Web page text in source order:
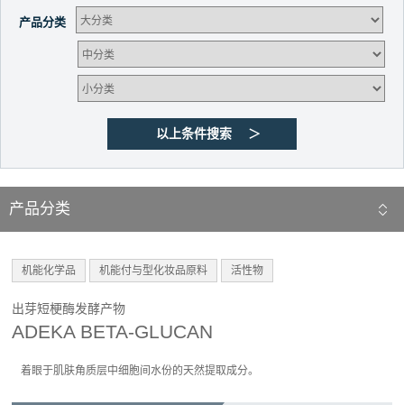
产品分类
产品分类
机能化学品 机能付与型化妆品原料 活性物
出芽短梗酶发酵产物
ADEKA BETA-GLUCAN
着眼于肌肤角质层中细胞间水份的天然提取成分。